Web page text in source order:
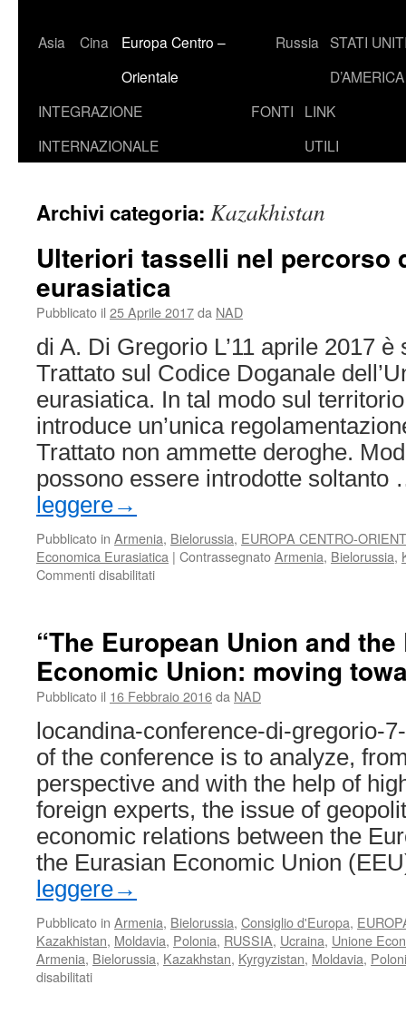
Asia Cina
Europa Centro –
Orientale
Russia STATI
D’AMERICA
INTEGRAZIONE
INTERNAZIONALE
FONTI
LINK
UTILI
Archivi categoria: Kazakhistan
Ulteriori tasselli nel percorso
eurasiatica
Pubblicato il 25 Aprile 2017da NAD
di A. Di Gregorio L’11 aprile 2017
Trattato sul Codice Doganale
eurasiatica. In tal modo sul
introduce un’unica
Trattato non ammette deroghe.
possono essere introdotte
leggere→
Pubblicato in Armenia, Bielorussia, EUROPA CENTRO-
Economica Eurasiatica | ContrassegnatoArmenia, Bielorussia,
Commenti disabilitatisu
percorso
di
integrazione
eurasiatica
“The European Union and
Economic Union: moving
Pubblicato il 16 Febbraio 2016da NAD
locandina-conference-di-gregorio-
of the conference is to analyze,
perspective and with the help of
foreign experts, the issue of
economic relations between the
the Eurasian Economic Union
leggere→
Pubblicato in Armenia, Bielorussia, Consiglio d'Europa,
Kazakhistan, Moldavia, Polonia, RUSSIA, Ucraina, Unione
Armenia, Bielorussia, Kazakhstan, Kyrgyzistan, Moldavia,
disabilitatisu